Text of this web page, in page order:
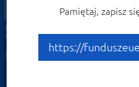
Szkolenie
działania 10.7
Pamiętaj, zapisz
https://